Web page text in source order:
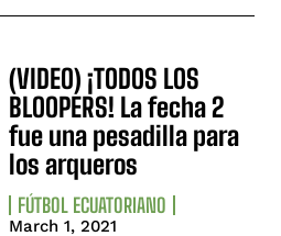
(VIDEO) ¡TODOS LOS
BLOOPERS! La fecha 2
fue una pesadilla para
los arqueros
FÚTBOL ECUATORIANO
March 1, 2021